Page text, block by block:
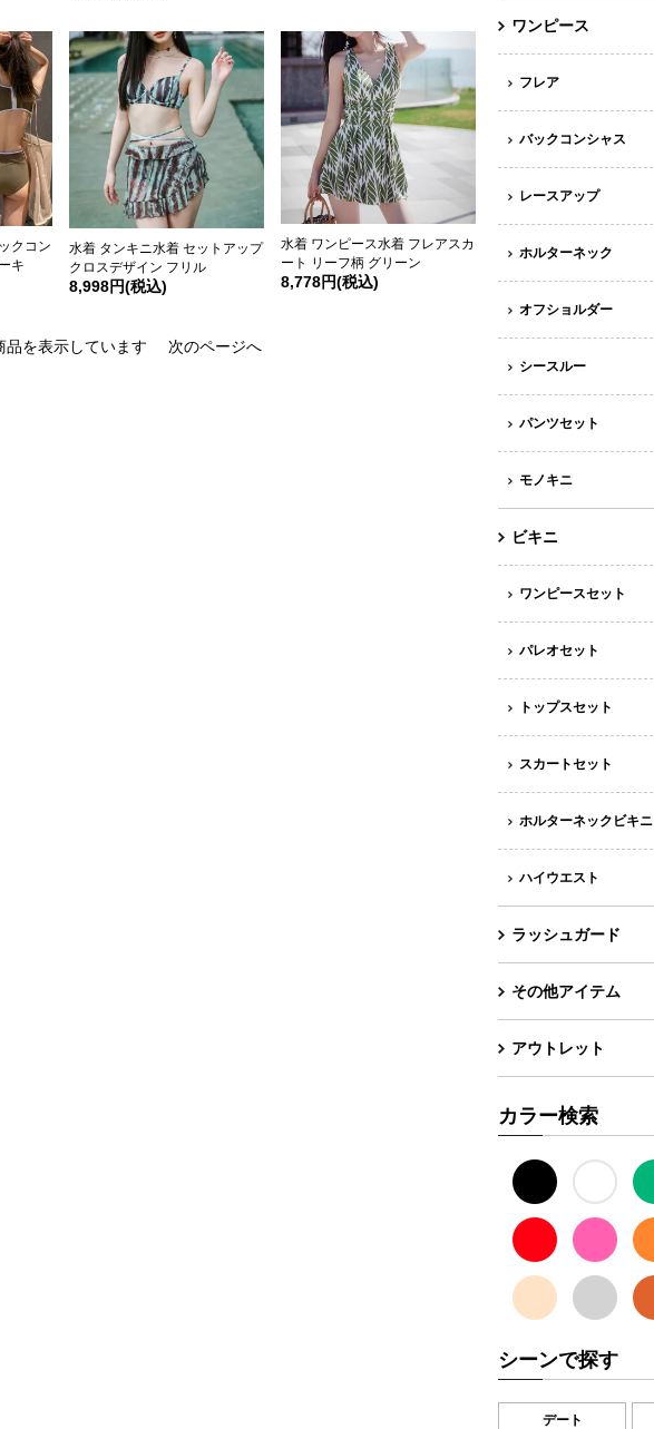
クコン
キ
水着 タンキニ水着 セットアップ
クロスデザイン フリル
8,998円(税込)
水着 ワンピース水着 フレアスカ
ート リーフ柄 グリーン
8,778円(税込)
を表示しています 次のページへ
ワンピース
フレア
バックコンシャス
レースアップ
ホルターネック
オフショルダー
シースルー
パンツセット
モノキニ
ビキニ
ワンピースセット
パレオセット
トップスセット
スカートセット
ホルターネックビキニ
ハイウエスト
ラッシュガード
その他アイテム
アウトレット
カラー検索
シーンで探す
デート